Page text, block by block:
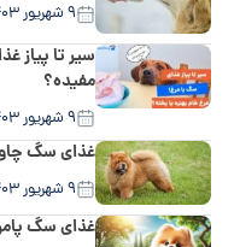
۹ شهریور ۱۴۰۳
سیر تا پیاز
مفیده؟
۹ شهریور ۱۴۰۳
غذای سگ
۹ شهریور ۱۴۰۳
غذای سگ